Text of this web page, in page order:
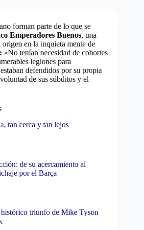
forman parte de lo que se
Emperadores Buenos, una
origen en la inquieta mente de
«No tenían necesidad de cohortes
legiones para
defendidos por su propia
de sus súbditos y el
tan cerca y tan lejos
de su acercamiento al
por el Barça
triunfo de Mike Tyson